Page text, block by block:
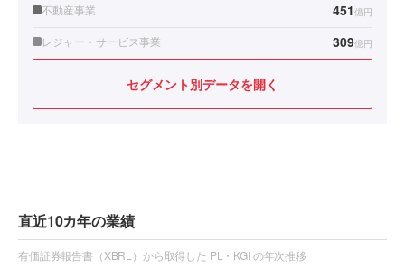
不動産事業 451億円
レジャー・サービス事業 309億円
セグメント別データを開く
直近10カ年の業績
有価証券報告書（XBRL）から取得した PL・KGI の年次推移